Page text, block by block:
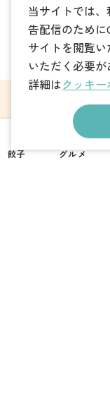
当サイトについて
餃子 グルメ
当サイトでは
告配信のために
サイトを閲覧
いただく必要が
詳細はクッキ